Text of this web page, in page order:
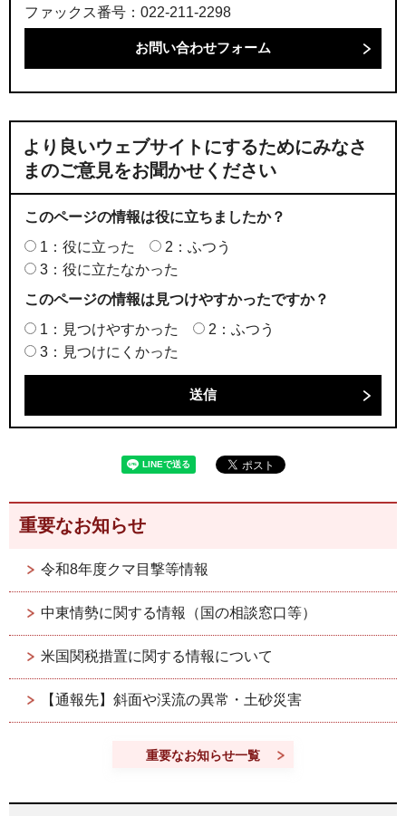
ファックス番号：022-211-2298
より良いウェブサイトにするためにみなさ
まのご意見をお聞かせください
このページの情報は役に立ちましたか？
1：役に立った
2：ふつう
3：役に立たなかった
このページの情報は見つけやすかったですか？
1：見つけやすかった
2：ふつう
3：見つけにくかった
重要なお知らせ
令和8年度クマ目撃等情報
中東情勢に関する情報（国の相談窓口等）
米国関税措置に関する情報について
【通報先】斜面や渓流の異常・土砂災害
重要なお知らせ一覧